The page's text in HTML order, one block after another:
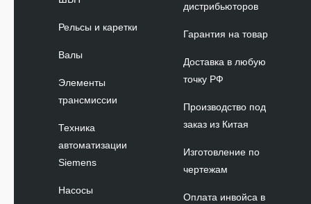
Рельсы и каретки
Валы
Элементы
трансмиссии
Техника
автоматизации
Siemens
Насосы
дистрибьюторов
Гарантия на товар
Доставка в любую
точку РФ
Производство под
заказ из Китая
Изготовление по
чертежам
Оплата инвойса в